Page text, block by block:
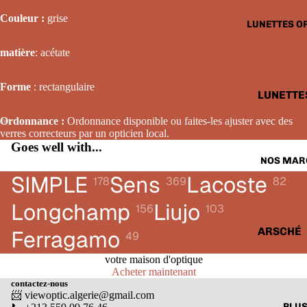
LUNETTES
HOMME
FEMME
NOS
ARSCHÉ
CARTIER
Couleur : grise
matière: acétate
Forme : rectangulaire
Ordonnance : Ordonnance disponible ou faites-les ajuster avec des
verres correcteurs par un opticien local.
Goes well with...
SIMPLE 178Sens 369Lacoste 82
Longchamp 156Liujo 103
Ferragamo 49
votre maison d'optique
Acheter maintenant
contactez-nous
📨 viewoptic.algerie@gmail.com